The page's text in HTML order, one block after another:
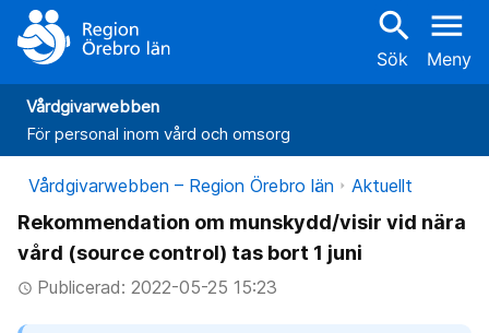
search
Sök
menu
Meny
Vårdgivarwebben
För personal inom vård och omsorg
Vårdgivarwebben – Region Örebro län Aktuellt
Rekommendation om munskydd/visir vid nära
vård (source control) tas bort 1 juni
access_timePublicerad: 2022-05-25 15:23